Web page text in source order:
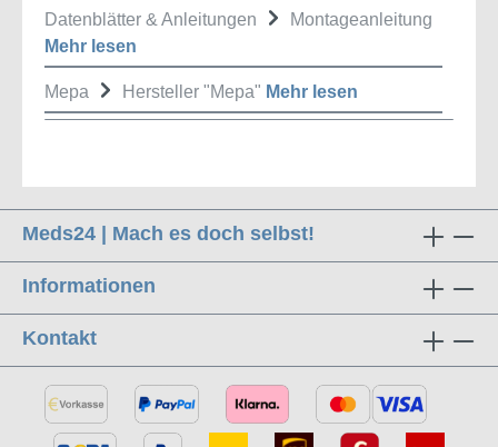
Datenblätter & Anleitungen
Montageanleitung
Mehr lesen
Mepa Hersteller "Mepa" Mehr lesen
Meds24 | Mach es doch selbst!
Informationen
Kontakt